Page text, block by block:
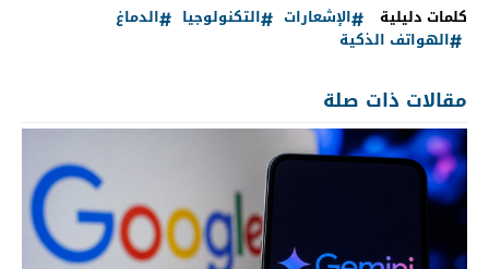
كلمات دليلية
الإشعارات التكنولوجيا
الدماغ
الهواتف الذكية
مقالات ذات صلة